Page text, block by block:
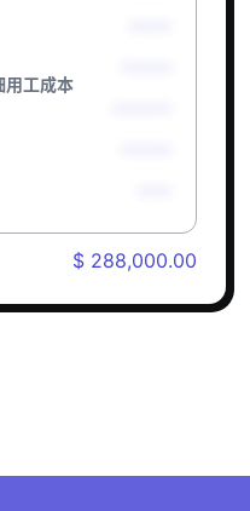
用工成本
$ 288,000.00